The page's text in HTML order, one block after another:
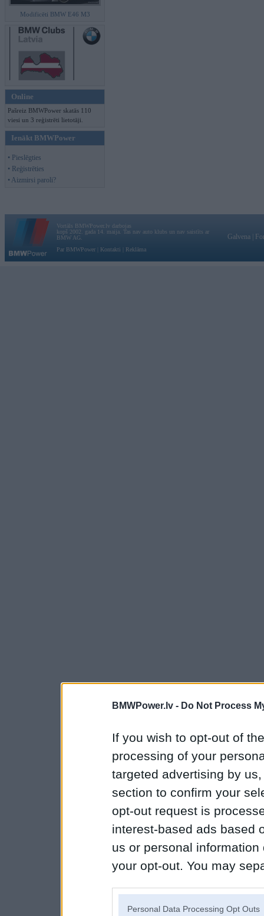
BMWPower.lv - Do Not Process
If you wish to opt-out of
processing of your
targeted advertising by
section to confirm your
opt-out request is
interest-based ads based
us or personal
your opt-out. You may
Personal Data Processing Opt Outs
Modificēti BMW E46 M3
Online
Pašreiz BMWPower skatās 110
viesi un 3 reģistrēti lietotāji.
Ienākt BMWPower
• Pieslēgties
• Reģistrēties
• Aizmirsi paroli?
Vortāls BMWPower.lv darbojas
kopš 2002. gada 14. maija. Tas nav auto klubs un nav saistīts ar
BMW AG.
Par BMWPower
Kontakti Reklāma
Galvena